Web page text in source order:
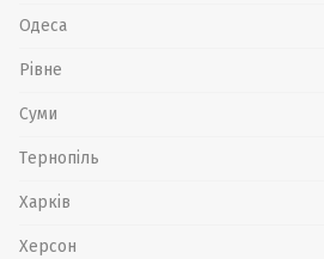
Одеса
Рівне
Суми
Тернопіль
Харків
Херсон